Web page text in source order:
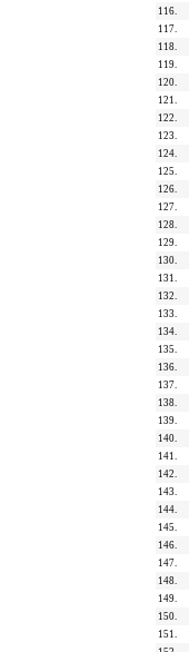
116.
117.
118.
119.
120.
121.
122.
123.
124.
125.
126.
127.
128.
129.
130.
131.
132.
133.
134.
135.
136.
137.
138.
139.
140.
141.
142.
143.
144.
145.
146.
147.
148.
149.
150.
151.